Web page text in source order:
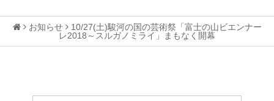
お知らせ 10/27(土)駿河の国の芸術祭「富士の山ビエンナー
レ2018～スルガノミライ」まもなく開幕